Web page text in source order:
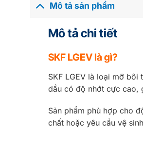
Mô tả sản phẩm
Mô tả chi tiết
SKF LGEV là gì?
SKF LGEV là loại mỡ
dầu có độ nhớt cực cao,
Sản phẩm phù hợp cho
chất hoặc yêu cầu vệ